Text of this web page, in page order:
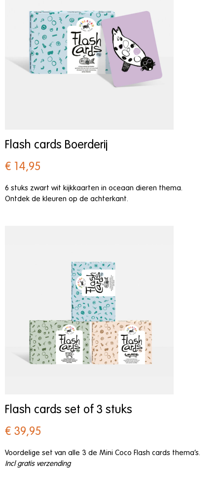
Flash cards Boerderij
€ 14,95
6 stuks zwart wit kijkkaarten in oceaan dieren thema.
Ontdek de kleuren op de achterkant.
Flash cards set of 3 stuks
€ 39,95
Voordelige set van alle 3 de Mini Coco Flash cards thema’s.
Incl gratis verzending